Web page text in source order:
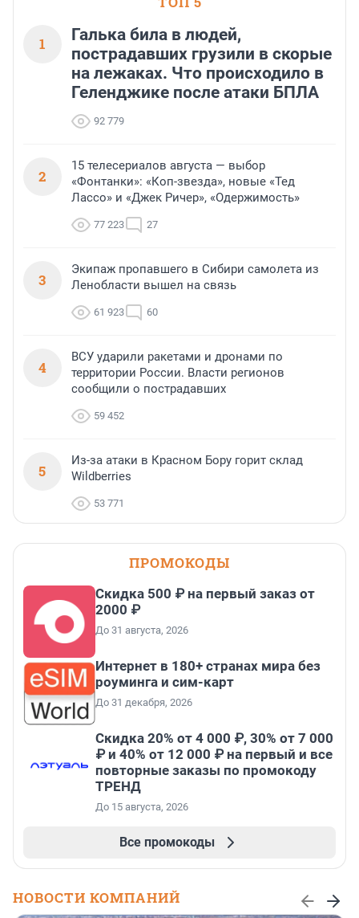
1
Галька била в людей,
пострадавших грузили в скорые
на лежаках. Что происходило в
Геленджике после атаки БПЛА
92 779
2
15 телесериалов августа — выбор
«Фонтанки»: «Коп-звезда», новые «Тед
Лассо» и «Джек Ричер», «Одержимость»
77 223 27
3
Экипаж пропавшего в Сибири самолета из
Ленобласти вышел на связь
61 923 60
4
ВСУ ударили ракетами и дронами по
территории России. Власти регионов
сообщили о пострадавших
59 452
5
Из-за атаки в Красном Бору горит склад
Wildberries
53 771
ПРОМОКОДЫ
Скидка 500 ₽ на первый заказ от
2000 ₽
До 31 августа, 2026
Интернет в 180+ странах мира без
роуминга и сим-карт
До 31 декабря, 2026
Скидка 20% от 4 000 ₽, 30% от 7 000
₽ и 40% от 12 000 ₽ на первый и все
повторные заказы по промокоду
ТРЕНД
До 15 августа, 2026
Все промокоды
НОВОСТИ КОМПАНИЙ